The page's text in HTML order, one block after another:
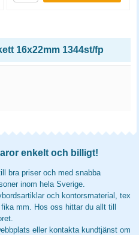
16x22mm 1344st/fp
enkelt och billigt!
bra priser och med snabba
inom hela Sverige.
och kontorsmaterial, tex
mm. Hos oss hittar du allt till
eller kontakta kundtjänst om